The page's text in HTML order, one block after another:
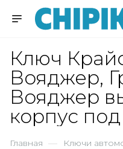
Ключ
Вояджер,
Вояджер
корпус
Главная — Ключи